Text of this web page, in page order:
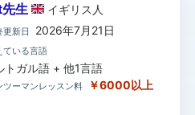
生 イギリス 人
更新日 2026年7月21日
ている言語
トガル語 + 他1言語
ツーマンレッスン料 ￥6000以上